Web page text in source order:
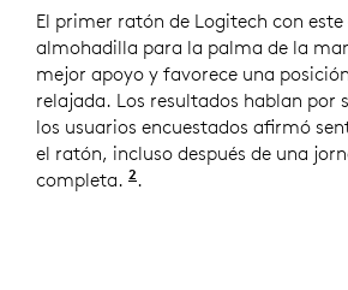
El primer ratón de Logitech con este
almohadilla para la palma de la
mejor apoyo y favorece una
relajada. Los resultados hablan por
los usuarios encuestados afirmó
el ratón, incluso después de una
completa. 2 Basado en un estudio
.